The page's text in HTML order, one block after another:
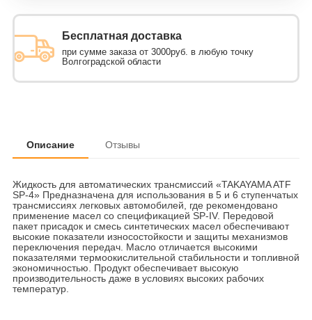
Бесплатная доставка
при сумме заказа от 3000руб. в любую точку
Волгоградской области
Описание Отзывы
Жидкость для автоматических трансмиссий «TAKAYAMA ATF
SP-4» Предназначена для использования в 5 и 6 ступенчатых
трансмиссиях легковых автомобилей, где рекомендовано
применение масел со спецификацией SP-IV. Передовой
пакет присадок и смесь синтетических масел обеспечивают
высокие показатели износостойкости и защиты механизмов
переключения передач. Масло отличается высокими
показателями термоокислительной стабильности и топливной
экономичностью. Продукт обеспечивает высокую
производительность даже в условиях высоких рабочих
температур.